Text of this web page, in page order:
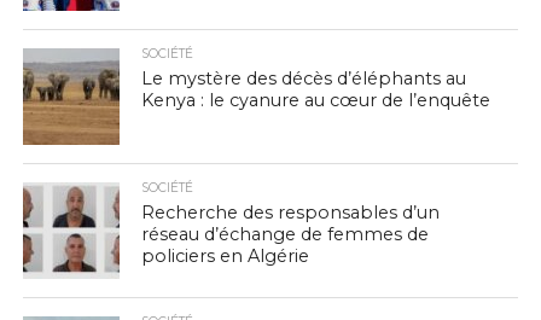
SOCIÉTÉ
Le mystère des décès d’éléphants au
Kenya : le cyanure au cœur de l’enquête
SOCIÉTÉ
Recherche des responsables d’un
réseau d’échange de femmes de
policiers en Algérie